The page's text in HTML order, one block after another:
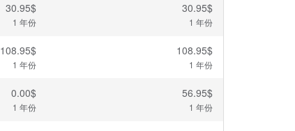
30.95$
1 年份
30.95$
1 年份
108.95$
1 年份
108.95$
1 年份
0.00$
1 年份
56.95$
1 年份